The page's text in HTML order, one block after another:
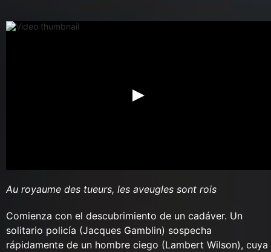
Au royaume des tueurs, les aveugles sont rois
Comienza con el descubrimiento de un cadáver. Un
solitario policía (Jacques Gamblin) sospecha
rápidamente de un hombre ciego (Lambert Wilson), cuya